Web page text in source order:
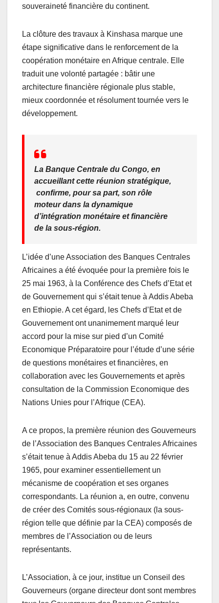
souveraineté financière du continent.
La clôture des travaux à Kinshasa marque une
étape significative dans le renforcement de la
coopération monétaire en Afrique centrale. Elle
traduit une volonté partagée : bâtir une
architecture financière régionale plus stable,
mieux coordonnée et résolument tournée vers le
développement.
La Banque Centrale du Congo, en
accueillant cette réunion stratégique,
confirme, pour sa part, son rôle
moteur dans la dynamique
d’intégration monétaire et financière
de la sous-région.
L’idée d’une Association des Banques Centrales
Africaines a été évoquée pour la première fois le
25 mai 1963, à la Conférence des Chefs d’Etat et
de Gouvernement qui s’était tenue à Addis Abeba
en Ethiopie. A cet égard, les Chefs d’Etat et de
Gouvernement ont unanimement marqué leur
accord pour la mise sur pied d’un Comité
Economique Préparatoire pour l’étude d’une série
de questions monétaires et financières, en
collaboration avec les Gouvernements et après
consultation de la Commission Economique des
Nations Unies pour l’Afrique (CEA).
A ce propos, la première réunion des Gouverneurs
de l’Association des Banques Centrales Africaines
s’était tenue à Addis Abeba du 15 au 22 février
1965, pour examiner essentiellement un
mécanisme de coopération et ses organes
correspondants. La réunion a, en outre, convenu
de créer des Comités sous-régionaux (la sous-
région telle que définie par la CEA) composés de
membres de l’Association ou de leurs
représentants.
L’Association, à ce jour, institue un Conseil des
Gouverneurs (organe directeur dont sont membres